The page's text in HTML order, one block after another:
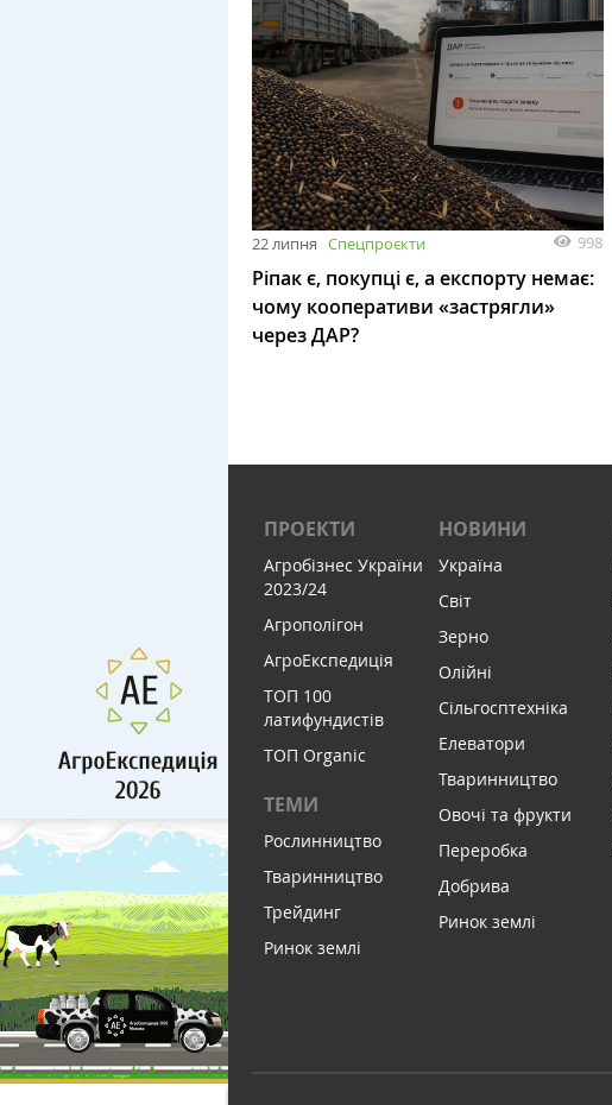
22 липня Спецпроєкти 998
Ріпак є, покупці є, а експорту немає:
чому кооперативи «застрягли»
через ДАР?
ПРОЕКТИ
Агробізнес України
2023/24
Агрополігон
АгроЕкспедиція
ТОП 100
латифундистів
ТОП Organic
ТЕМИ
Рослинництво
Тваринництво
Трейдинг
Ринок землі
НОВИНИ
Україна
Світ
Зерно
Олійні
Сільгосптехніка
Елеватори
Тваринництво
Овочі та фрукти
Переробка
Добрива
Ринок землі